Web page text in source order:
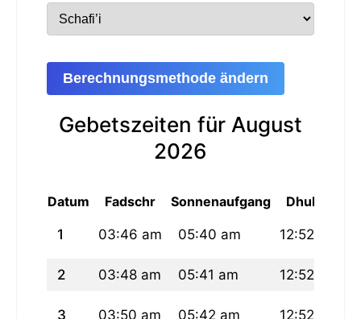
Berechnungsmethode ändern
Gebetszeiten für August
2026
Datum Fadschr Sonnenaufgang Dhuhur
1 03:46 am 05:40 am 12:52 pm
2 03:48 am 05:41 am 12:52 pm
3 03:50 am 05:42 am 12:52 pm